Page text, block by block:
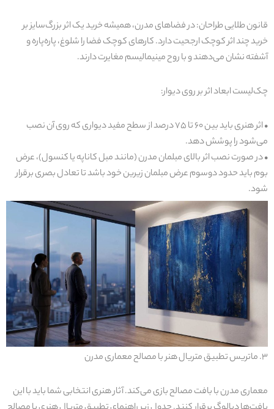
قانونطلاییطراحان:در فضاهایمدرن، همیشهخریدیکاثر بزرگ‌سایزبر
خریدچند اثر کوچک ارجحیتدارد. کارهایکوچک فضا را شلوغ، پاره‌پاره و
آشفته نشان می‌دهندو با روح مینیمالیسممغایرتدارند.
چک‌لیستابعاد اثر بر رویدیوار:
•اثرهنریبایدبین۶۰تا۷۵درصد از سطح مفیددیواریکه رویآن نصب
می‌شودرا پوشش دهد.
•درصورت نصب اثر بالایمبلمان مدرن (مانند مبل کاناپهیاکنسول)، عرض
بوم بایدحدود دو‌سوم عرض مبلمان زیرینخود باشد تا تعادل بصریبرقرار
شود.
۳. ماتریستطبیقمتریالهنر با مصالح معماریمدرن
معماریمدرن با بافت مصالح بازیمی‌کند. آثار هنریانتخابیشما بایدبا این